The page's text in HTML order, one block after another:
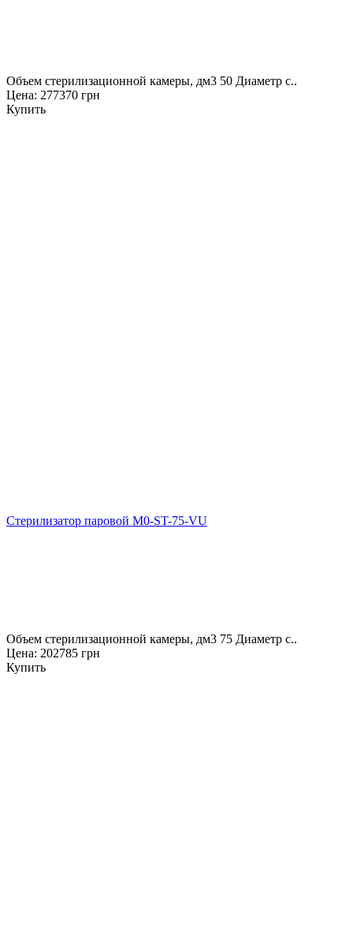
Объем стерилизационной камеры, дм3 50 Диаметр с..
Цена: 277370 грн
Купить
Стерилизатор паровой M0-ST-75-VU
Объем стерилизационной камеры, дм3 75 Диаметр с..
Цена: 202785 грн
Купить